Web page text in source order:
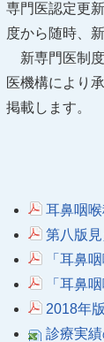
専門医認定更
度から随時、
新専門医制度
医機構により
掲載します。
耳鼻咽
第八版
「耳鼻
「耳鼻
2018年
診療実